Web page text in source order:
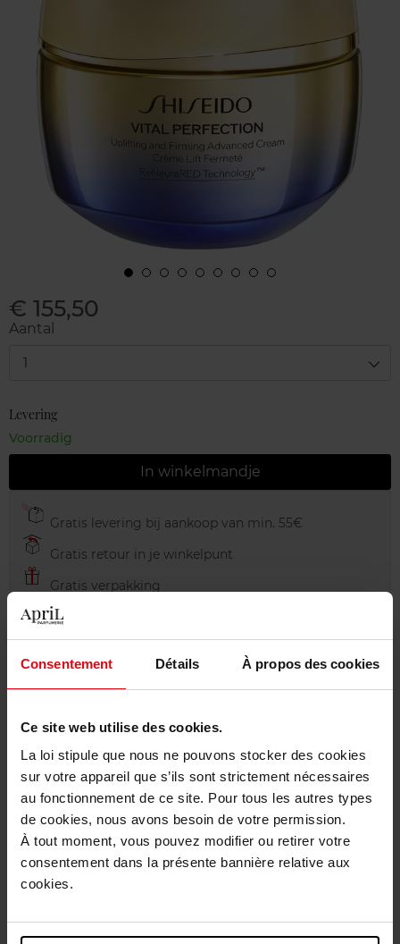
Consentement Détails À propos des cookies
Ce site web utilise des cookies.
La loi stipule que nous ne pouvons stocker des cookies
sur votre appareil que s’ils sont strictement nécessaires
au fonctionnement de ce site. Pour tous les autres types
de cookies, nous avons besoin de votre permission.
À tout moment, vous pouvez modifier ou retirer votre
consentement dans la présente bannière relative aux
cookies.
€ 155,50
Aantal
1
Levering
Voorradig
In winkelmandje
Gratis levering bij aankoop van min. 55€
Gratis retour in je winkelpunt
Gratis verpakking
Beschrijving
Gebruiksadvies
Karakteristieken
Review Beleid inzake klantbeoordelingen
Nog iets vergeten ?